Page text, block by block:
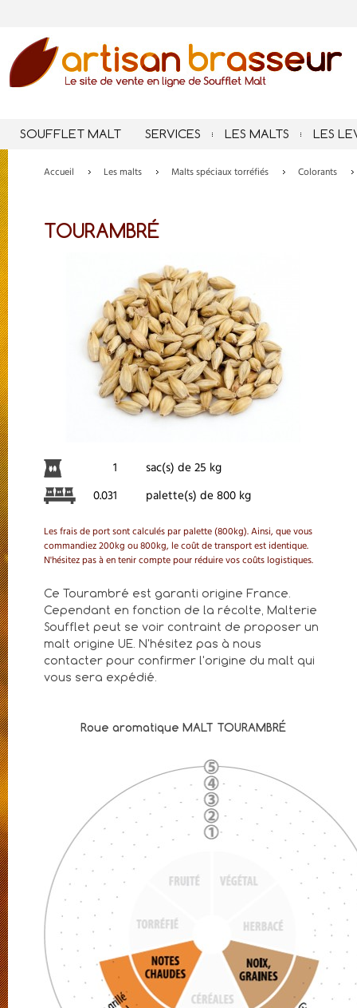
SOUFFLET MALT SERVICES LES MALTS LES
Accueil Les malts Malts spéciaux torréfiés Colorants
TOURAMBRÉ
1
sac(s) de 25 kg
0.031
palette(s) de 800 kg
Les frais de port sont calculés par palette (800kg). Ainsi, que vous
commandiez 200kg ou 800kg, le coût de transport est identique.
N'hésitez pas à en tenir compte pour réduire vos coûts logistiques.
Ce Tourambré est garanti origine France.
Cependant en fonction de la récolte, Malterie
Soufflet peut se voir contraint de proposer un
malt origine UE. N'hésitez pas à nous
contacter pour confirmer l'origine du malt qui
vous sera expédié.
Roue aromatique MALT TOURAMBRÉ